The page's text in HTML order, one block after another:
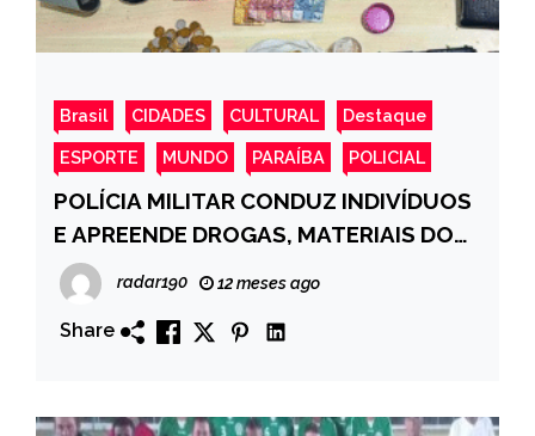
Brasil CIDADES CULTURAL Destaque
ESPORTE MUNDO PARAÍBA POLICIAL
POLÍCIA MILITAR CONDUZ INDIVÍDUOS
E APREENDE DROGAS, MATERIAIS DO
TRÁFICO E SIMULACRO DE ARMA NO
BAIRRO PÔR DO SOL, CAJAZEIRAS-PB
radar190 12 meses ago
Share